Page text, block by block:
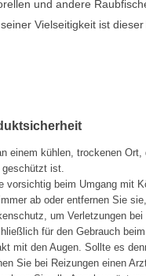
und andere
Vielseitigkeit ist
einem kühlen, trockenen
geschützt ist.
vorsichtig beim Umgang mit
ab oder entfernen Sie
um Verletzungen
für den Gebrauch
mit den Augen. Sollte es
Sie bei Reizungen einen